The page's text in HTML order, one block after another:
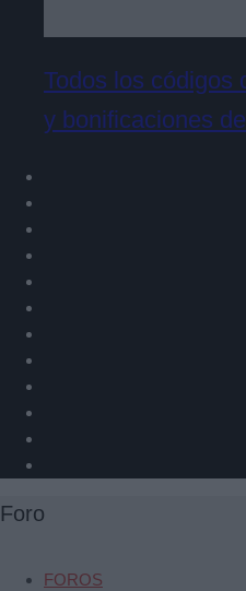
Todos los códigos
y bonificaciones
Foro
FOROS